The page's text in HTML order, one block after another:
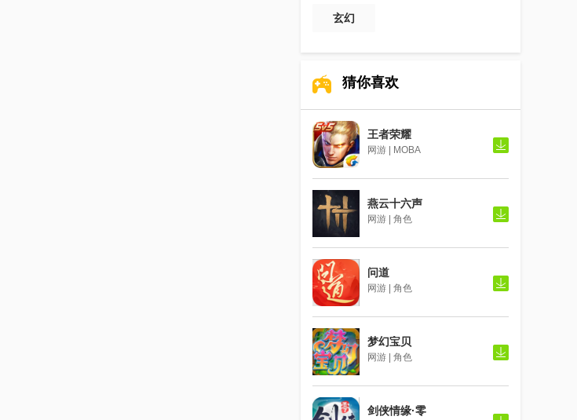
玄幻
猜你喜欢
王者荣耀
网游 | MOBA
燕云十六声
网游 | 角色
问道
网游 | 角色
梦幻宝贝
网游 | 角色
剑侠情缘·零